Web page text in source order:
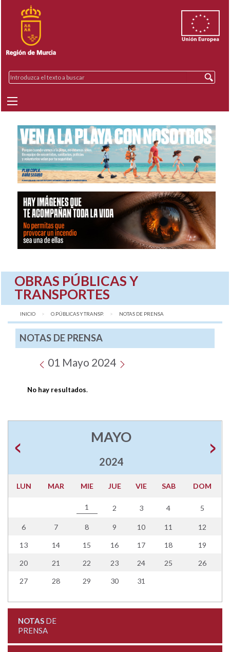
OBRAS PÚBLICAS Y
TRANSPORTES
INICIO O.PÚBLICAS Y TRANSP. AQUÍ:
NOTAS DE PRENSA
NOTAS DE PRENSA
01 Mayo 2024
No hay resultados.
MAYO
2024
LUN MAR MIE JUE VIE SAB DOM
1 2 3 4 5
6 7 8 9 10 11 12
13 14 15 16 17 18 19
20 21 22 23 24 25 26
27 28 29 30 31
NOTASDE
PRENSA